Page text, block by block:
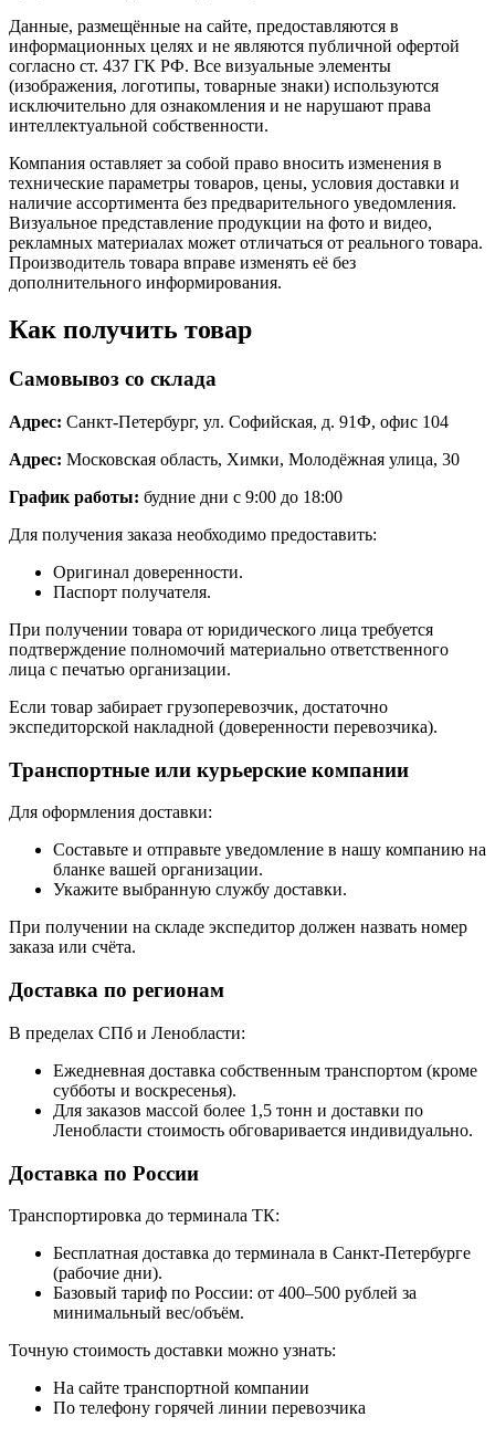
Данные, размещённые на сайте, предоставляются в
информационных целях и не являются публичной офертой
согласно ст. 437 ГК РФ. Все визуальные элементы
(изображения, логотипы, товарные знаки) используются
исключительно для ознакомления и не нарушают права
интеллектуальной собственности.
Компания оставляет за собой право вносить изменения в
технические параметры товаров, цены, условия доставки и
наличие ассортимента без предварительного уведомления.
Визуальное представление продукции на фото и видео,
рекламных материалах может отличаться от реального товара.
Производитель товара вправе изменять её без
дополнительного информирования.
Как получить товар
Самовывоз со склада
Адрес: Санкт-Петербург, ул. Софийская, д. 91Ф, офис 104
Адрес: Московская область, Химки, Молодёжная улица, 30
График работы: будние дни с 9:00 до 18:00
Для получения заказа необходимо предоставить:
Оригинал доверенности.
Паспорт получателя.
При получении товара от юридического лица требуется
подтверждение полномочий материально ответственного
лица с печатью организации.
Если товар забирает грузоперевозчик, достаточно
экспедиторской накладной (доверенности перевозчика).
Транспортные или курьерские компании
Для оформления доставки:
Составьте и отправьте уведомление в нашу компанию на
бланке вашей организации.
Укажите выбранную службу доставки.
При получении на складе экспедитор должен назвать номер
заказа или счёта.
Доставка по регионам
В пределах СПб и Ленобласти:
Ежедневная доставка собственным транспортом (кроме
субботы и воскресенья).
Для заказов массой более 1,5 тонн и доставки по
Ленобласти стоимость обговаривается индивидуально.
Доставка по России
Транспортировка до терминала ТК:
Бесплатная доставка до терминала в Санкт-Петербурге
(рабочие дни).
Базовый тариф по России: от 400–500 рублей за
минимальный вес/объём.
Точную стоимость доставки можно узнать:
На сайте транспортной компании
По телефону горячей линии перевозчика